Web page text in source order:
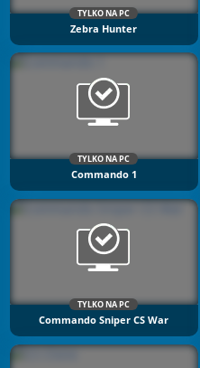
TYLKO NA PC
Zebra Hunter
TYLKO NA PC
Commando 1
TYLKO NA PC
Commando Sniper CS War